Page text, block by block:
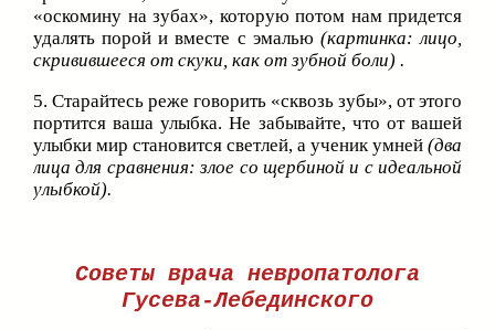
«оскомину на зубах», которую потом нам придется
удалять порой и вместе с эмалью (картинка: лицо,
скривившееся от скуки, как от зубной боли) .
5. Старайтесь реже говорить «сквозь зубы», от этого
портится ваша улыбка. Не забывайте, что от вашей
улыбки мир становится светлей, а ученик умней (два
лица для сравнения: злое со щербиной и с идеальной
улыбкой).
Советы врача невропатолога
Гусева-Лебединского